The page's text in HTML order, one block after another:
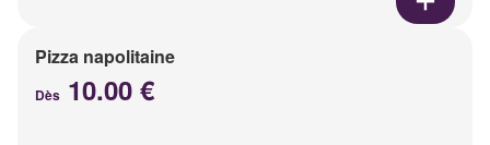
Pizza napolitaine
Dès 10.00 €